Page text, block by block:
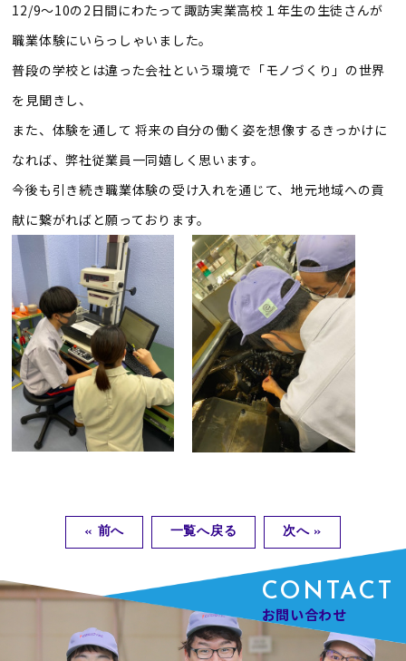
12/9～10の2日間にわたって諏訪実業高校１年生の生徒さんが
職業体験にいらっしゃいました。
普段の学校とは違った会社という環境で「モノづくり」の世界
を見聞きし、
また、体験を通して 将来の自分の働く姿を想像するきっかけに
なれば、弊社従業員一同嬉しく思います。
今後も引き続き職業体験の受け入れを通じて、地元地域への貢
献に繋がればと願っております。
« 前へ 一覧へ戻る 次へ »
CONTACT
お問い合わせ